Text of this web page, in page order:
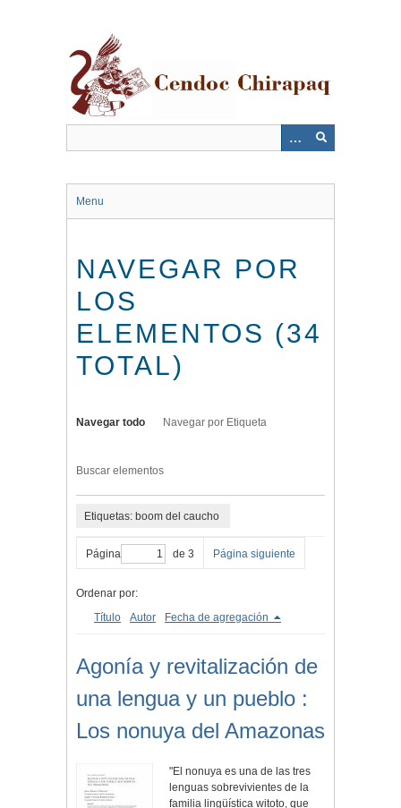
Menu
NAVEGAR POR
LOS
ELEMENTOS (34
TOTAL)
Navegar todo Navegar por Etiqueta
Buscar elementos
Etiquetas: boom del caucho
Página de 3 Página siguiente
Ordenar por:
Título
Autor Fecha de agregación
Agonía y revitalización de
una lengua y un pueblo :
Los nonuya del Amazonas
"El nonuya es una de las tres
lenguas sobrevivientes de la
familia lingüística witoto, que